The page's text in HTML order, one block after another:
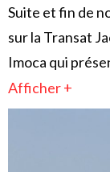
Suite et fin de
sur la Transat
Imoca qui
Afficher +